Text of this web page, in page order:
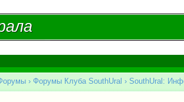
› Форумы Клуба SouthUral › SouthUral: